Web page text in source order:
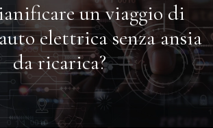
un viaggio di
elettrica senza ansia
da ricarica?